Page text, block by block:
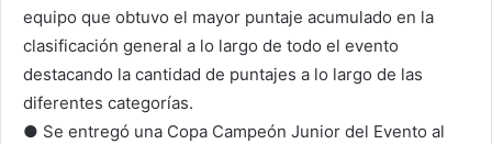
equipo que obtuvo el mayor puntaje acumulado en la
clasificación general a lo largo de todo el evento
destacando la cantidad de puntajes a lo largo de las
diferentes categorías.
● Se entregó una Copa Campeón Junior del Evento al